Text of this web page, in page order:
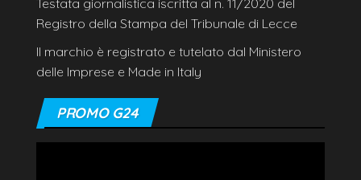
Registro della Stampa del Tribunale di Lecce
Il marchio è registrato e tutelato dal Ministero
delle Imprese e Made in Italy
PROMO G24